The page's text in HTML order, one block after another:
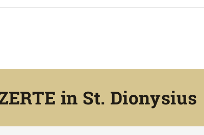
in St. Dionysius